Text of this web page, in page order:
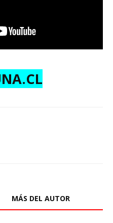
MÁS DEL AUTOR